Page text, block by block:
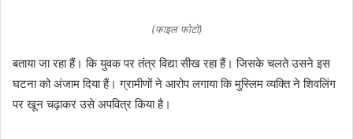
(फाइल फोटो)
बताया जा रहा हैं। कि युवक पर तंत्र विद्या सीख रहा हैं। जिसके चलते उसने इस
घटना को अंजाम दिया हैं। ग्रामीणों ने आरोप लगाया कि मुस्लिम व्यक्ति ने शिवलिंग
पर खून चढ़ाकर उसे अपवित्र किया है।